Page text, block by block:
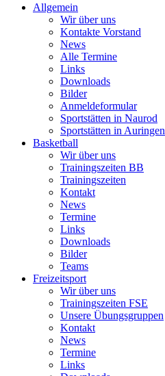
Allgemein
Wir über uns
Kontakte Vorstand
News
Alle Termine
Links
Downloads
Bilder
Anmeldeformular
Sportstätten in Naurod
Sportstätten in Auringen
Basketball
Wir über uns
Trainingszeiten BB
Trainingszeiten
Kontakt
News
Termine
Links
Downloads
Bilder
Teams
Freizeitsport
Wir über uns
Trainingszeiten FSE
Unsere Übungsgruppen
Kontakt
News
Termine
Links